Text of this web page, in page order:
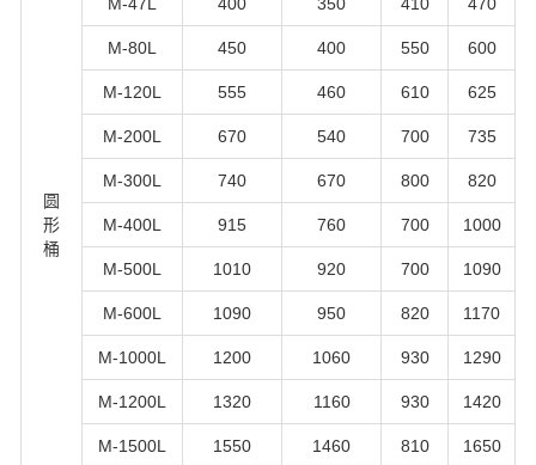
圆
形
桶
M-80L 450 400 550 600
M-120L 555 460 610 625
M-200L 670 540 700 735
M-300L 740 670 800 820
M-400L 915 760 700 1000
M-500L 1010 920 700 1090
M-600L 1090 950 820 1170
M-1000L 1200 1060 930 1290
M-1200L 1320 1160 930 1420
M-1500L 1550 1460 810 1650